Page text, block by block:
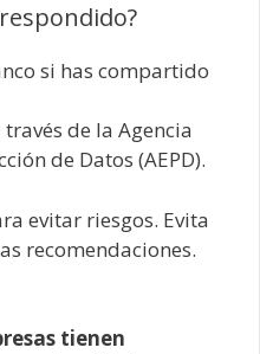
si has compartido
de la Agencia
de Datos (AEPD).
evitar riesgos. Evita
recomendaciones.
tienen